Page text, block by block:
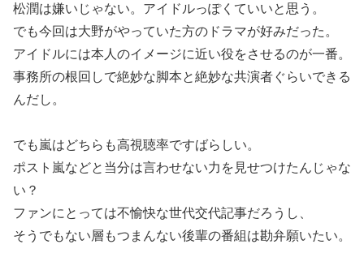
松潤は嫌いじゃない。アイドルっぽくていいと思う。
でも今回は大野がやっていた方のドラマが好みだった。
アイドルには本人のイメージに近い役をさせるのが一番。
事務所の根回しで絶妙な脚本と絶妙な共演者ぐらいできる
んだし。
でも嵐はどちらも高視聴率ですばらしい。
ポスト嵐などと当分は言わせない力を見せつけたんじゃな
い？
ファンにとっては不愉快な世代交代記事だろうし、
そうでもない層もつまんない後輩の番組は勘弁願いたい。